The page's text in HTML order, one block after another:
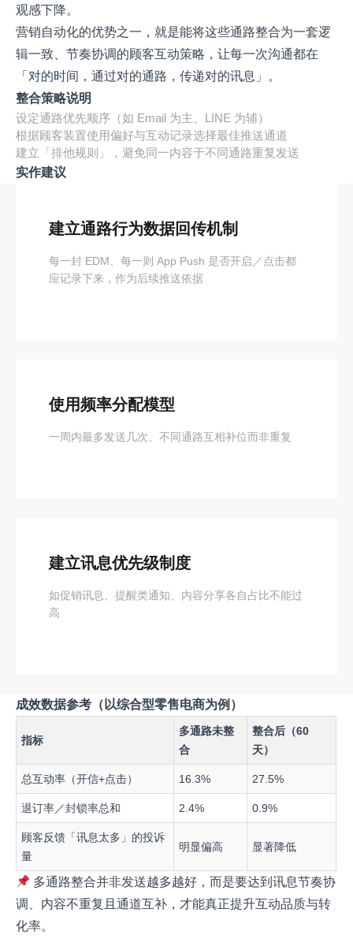
观感下降。
营销自动化的优势之一，就是能将这些通路整合为一套逻
辑一致、节奏协调的顾客互动策略，让每一次沟通都在
「对的时间，通过对的通路，传递对的讯息」。
整合策略说明
设定通路优先顺序（如 Email 为主、LINE 为辅）
根据顾客装置使用偏好与互动记录选择最佳推送通道
建立「排他规则」，避免同一内容于不同通路重复发送
实作建议
建立通路行为数据回传机制
每一封 EDM、每一则 App Push 是否开启／点击都
应记录下来，作为后续推送依据
使用频率分配模型
一周内最多发送几次、不同通路互相补位而非重复
建立讯息优先级制度
如促销讯息、提醒类通知、内容分享各自占比不能过
高
成效数据参考（以综合型零售电商为例）
指标
多通路未整
合
整合后（60
天）
总互动率（开信+点击） 16.3% 27.5%
退订率／封锁率总和 2.4% 0.9%
顾客反馈「讯息太多」的投诉
量
明显偏高 显著降低
多通路整合并非发送越多越好，而是要达到讯息节奏协
调、内容不重复且通道互补，才能真正提升互动品质与转
化率。